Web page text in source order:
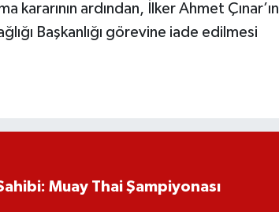
ardından, İlker Ahmet Çınar’ın
Başkanlığı görevine iade edilmesi
Muay Thai Şampiyonası